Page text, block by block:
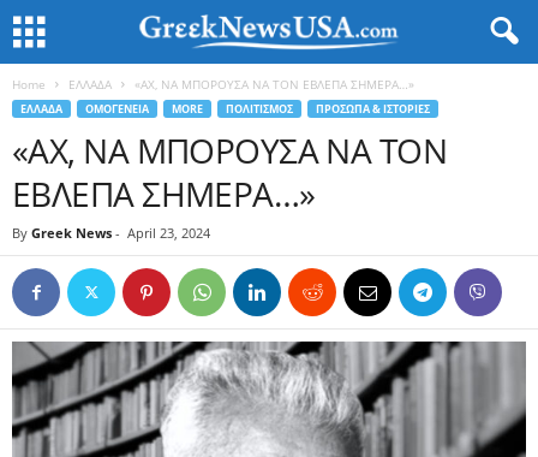
Home ΕΛΛΑΔΑ «ΑΧ, ΝΑ ΜΠΟΡΟΥΣΑ ΝΑ ΤΟΝ ΕΒΛΕΠΑ ΣΗΜΕΡΑ…»
ΕΛΛΑΔΑ ΟΜΟΓΕΝΕΙΑ MORE ΠΟΛΙΤΙΣΜΟΣ ΠΡΟΣΩΠΑ & ΙΣΤΟΡΙΕΣ
«ΑΧ, ΝΑ ΜΠΟΡΟΥΣΑ ΝΑ ΤΟΝ
ΕΒΛΕΠΑ ΣΗΜΕΡΑ…»
By Greek News - April 23, 2024